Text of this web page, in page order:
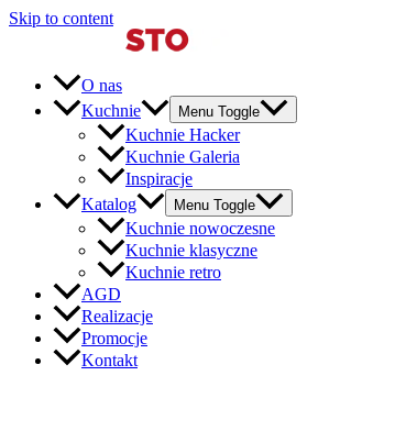
Skip to content
O nas
Kuchnie
Menu Toggle
Kuchnie Hacker
Kuchnie Galeria
Inspiracje
Katalog
Menu Toggle
Kuchnie nowoczesne
Kuchnie klasyczne
Kuchnie retro
AGD
Realizacje
Promocje
Kontakt